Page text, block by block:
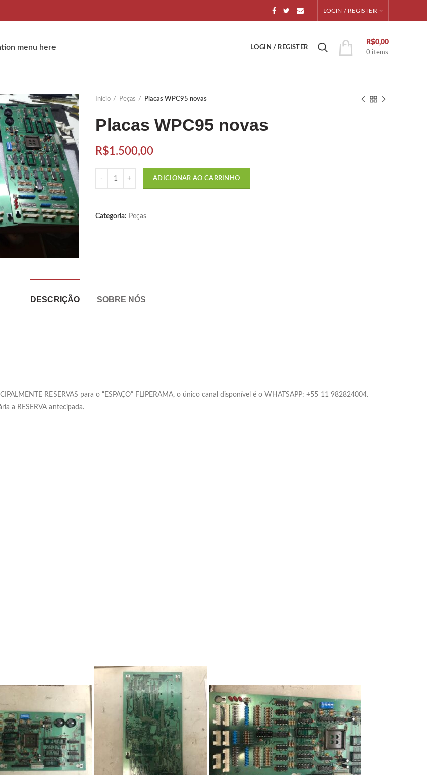
LOGIN / REGISTER
menu here LOGIN / REGISTER
0 items
R$0,00
Início Peças Placas WPC95 novas
Placas WPC95 novas
R$1.500,00
ADICIONAR AO CARRINHO
Categoria: Peças
DESCRIÇÃO SOBRE NÓS
RESERVAS para o “ESPAÇO” FLIPERAMA, o único canal disponível é o WHATSAPP: +55 11 982824004.
a RESERVA antecipada.